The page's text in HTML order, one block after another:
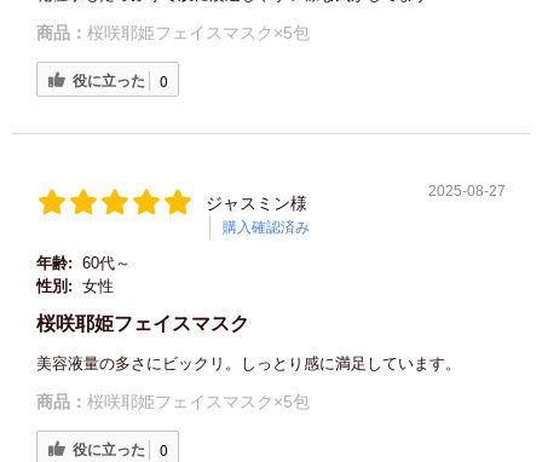
商品： 桜咲耶姫フェイスマスク×5包
役に立った 0
ジャスミン様
購入確認済み
2025-08-27
年齢: 60代～
性別: 女性
桜咲耶姫フェイスマスク
美容液量の多さにビックリ。しっとり感に満足しています。
商品： 桜咲耶姫フェイスマスク×5包
役に立った 0